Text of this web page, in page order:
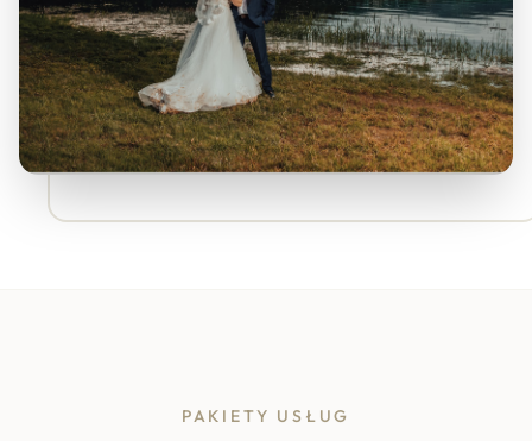
PAKIETY USŁUG